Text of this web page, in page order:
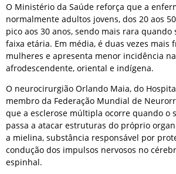
O Ministério da Saúde reforça que a
normalmente adultos jovens, dos 20 aos
pico aos 30 anos, sendo mais rara quando
faixa etária. Em média, é duas vezes mais
mulheres e apresenta menor incidência
afrodescendente, oriental e indígena.
O neurocirurgião Orlando Maia, do
membro da Federação Mundial de
que a esclerose múltipla ocorre quando o
passa a atacar estruturas do próprio
a mielina, substância responsável por
condução dos impulsos nervosos no
espinhal.